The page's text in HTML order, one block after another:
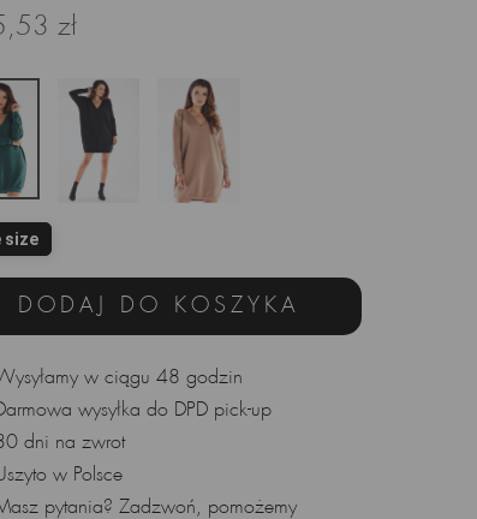
zł
size
DODAJ DO KOSZYKA
w ciągu 48 godzin
wysyłka do DPD pick-up
dni na zwrot
w Polsce
pytania? Zadzwoń, pomożemy